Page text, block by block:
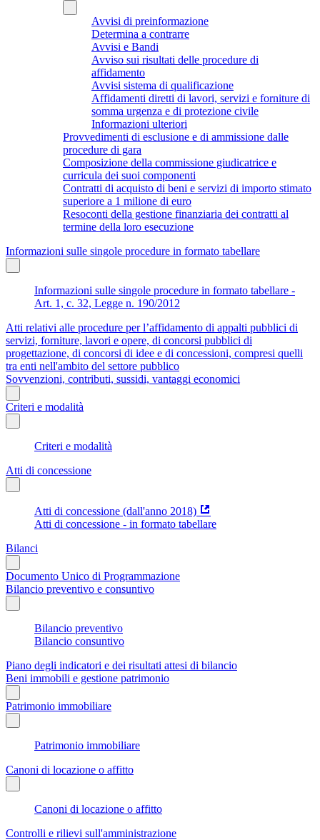
Avvisi di preinformazione
Determina a contrarre
Avvisi e Bandi
Avviso sui risultati delle procedure di
affidamento
Avvisi sistema di qualificazione
Affidamenti diretti di lavori, servizi e forniture di
somma urgenza e di protezione civile
Informazioni ulteriori
Provvedimenti di esclusione e di ammissione dalle
procedure di gara
Composizione della commissione giudicatrice e
curricula dei suoi componenti
Contratti di acquisto di beni e servizi di importo stimato
superiore a 1 milione di euro
Resoconti della gestione finanziaria dei contratti al
termine della loro esecuzione
Informazioni sulle singole procedure in formato tabellare
Informazioni sulle singole procedure in formato tabellare -
Art. 1, c. 32, Legge n. 190/2012
Atti relativi alle procedure per l’affidamento di appalti pubblici di
servizi, forniture, lavori e opere, di concorsi pubblici di
progettazione, di concorsi di idee e di concessioni, compresi quelli
tra enti nell'ambito del settore pubblico
Sovvenzioni, contributi, sussidi, vantaggi economici
Criteri e modalità
Criteri e modalità
Atti di concessione
Atti di concessione (dall'anno 2018)
Atti di concessione - in formato tabellare
Bilanci
Documento Unico di Programmazione
Bilancio preventivo e consuntivo
Bilancio preventivo
Bilancio consuntivo
Piano degli indicatori e dei risultati attesi di bilancio
Beni immobili e gestione patrimonio
Patrimonio immobiliare
Patrimonio immobiliare
Canoni di locazione o affitto
Canoni di locazione o affitto
Controlli e rilievi sull'amministrazione